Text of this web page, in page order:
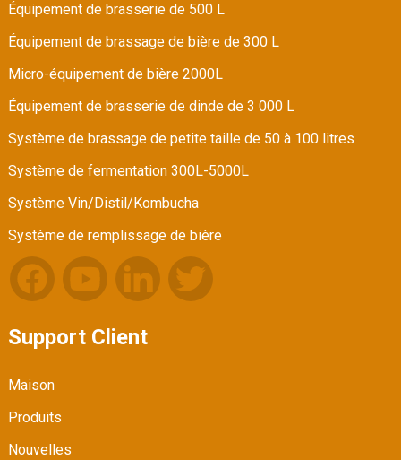
Équipement de brasserie de 500 L
Équipement de brassage de bière de 300 L
Micro-équipement de bière 2000L
Équipement de brasserie de dinde de 3 000 L
Système de brassage de petite taille de 50 à 100 litres
Système de fermentation 300L-5000L
Système Vin/Distil/Kombucha
Système de remplissage de bière
Support Client
Maison
Produits
Nouvelles